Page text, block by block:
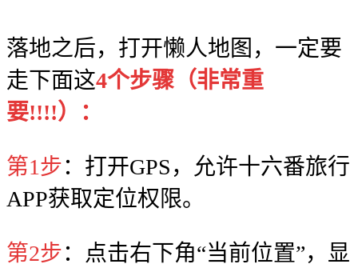
落地之后，打开懒人地图，一定要
走下面这4个步骤（非常重
要!!!!）
：
第1步：打开GPS，允许十六番旅行
APP获取定位权限。
第2步：点击右下角“当前位置”，显